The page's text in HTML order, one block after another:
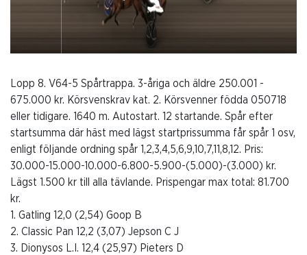
Lopp 8. V64-5 Spårtrappa. 3-åriga och äldre 250.001 -
675.000 kr. Körsvenskrav kat. 2. Körsvenner födda 050718
eller tidigare. 1640 m. Autostart. 12 startande. Spår efter
startsumma där häst med lägst startprissumma får spår 1 osv,
enligt följande ordning spår 1,2,3,4,5,6,9,10,7,11,8,12. Pris:
30.000-15.000-10.000-6.800-5.900-(5.000)-(3.000) kr.
Lägst 1.500 kr till alla tävlande. Prispengar max total: 81.700
kr.
1. Gatling 12,0 (2,54) Goop B
2. Classic Pan 12,2 (3,07) Jepson C J
3. Dionysos L.I. 12,4 (25,97) Pieters D